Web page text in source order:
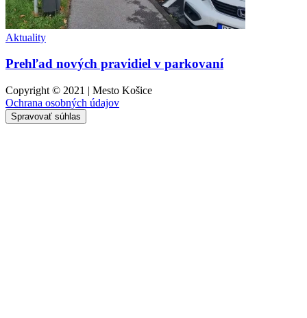
Aktuality
Prehľad nových pravidiel v parkovaní
Copyright © 2021 | Mesto Košice
Ochrana osobných údajov
Spravovať súhlas